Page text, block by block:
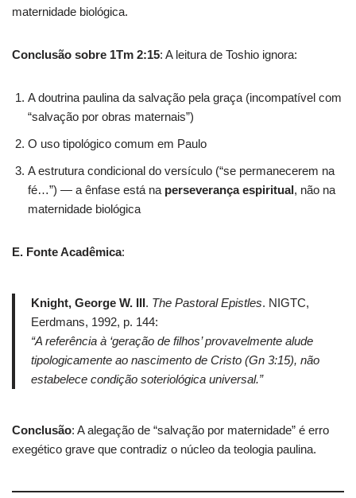
maternidade biológica.
Conclusão sobre 1Tm 2:15: A leitura de Toshio ignora:
A doutrina paulina da salvação pela graça (incompatível com
“salvação por obras maternais”)
O uso tipológico comum em Paulo
A estrutura condicional do versículo (“se permanecerem na
fé…”) — a ênfase está na perseverança espiritual, não na
maternidade biológica
E. Fonte Acadêmica:
Knight, George W. III. The Pastoral Epistles. NIGTC,
Eerdmans, 1992, p. 144:
“A referência à ‘geração de filhos’ provavelmente alude
tipologicamente ao nascimento de Cristo (Gn 3:15), não
estabelece condição soteriológica universal.”
Conclusão: A alegação de “salvação por maternidade” é erro
exegético grave que contradiz o núcleo da teologia paulina.